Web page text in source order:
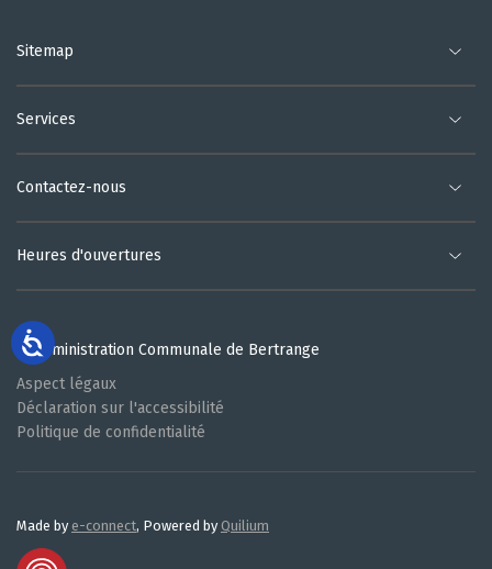
Sitemap
Services
Contactez-nous
Heures d'ouvertures
© Administration Communale de Bertrange
Aspect légaux
Déclaration sur l'accessibilité
Politique de confidentialité
Made by e-connect, Powered by Quilium